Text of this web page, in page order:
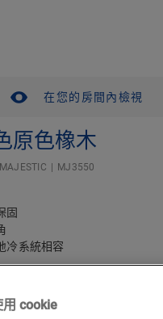
在您的房間內檢視
原色橡木
MAJESTIC MJ3550
固
冷系統相容
cookie